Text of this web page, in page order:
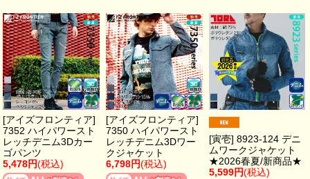
[アイズフロンティア]
7352 ハイパワースト
レッチデニム3Dカー
ゴパンツ
5,478円(税込)
[アイズフロンティア]
7350 ハイパワースト
レッチデニム3Dワー
クジャケット
6,798円(税込)
[寅壱] 8923-124 デニ
ムワークジャケット
★2026春夏/新商品★
5,599円(税込)